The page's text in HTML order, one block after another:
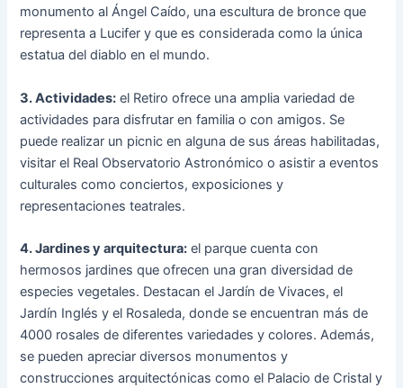
monumento al Ángel Caído, una escultura de bronce que
representa a Lucifer y que es considerada como la única
estatua del diablo en el mundo.
3. Actividades: el Retiro ofrece una amplia variedad de
actividades para disfrutar en familia o con amigos. Se
puede realizar un picnic en alguna de sus áreas habilitadas,
visitar el Real Observatorio Astronómico o asistir a eventos
culturales como conciertos, exposiciones y
representaciones teatrales.
4. Jardines y arquitectura: el parque cuenta con
hermosos jardines que ofrecen una gran diversidad de
especies vegetales. Destacan el Jardín de Vivaces, el
Jardín Inglés y el Rosaleda, donde se encuentran más de
4000 rosales de diferentes variedades y colores. Además,
se pueden apreciar diversos monumentos y
construcciones arquitectónicas como el Palacio de Cristal y